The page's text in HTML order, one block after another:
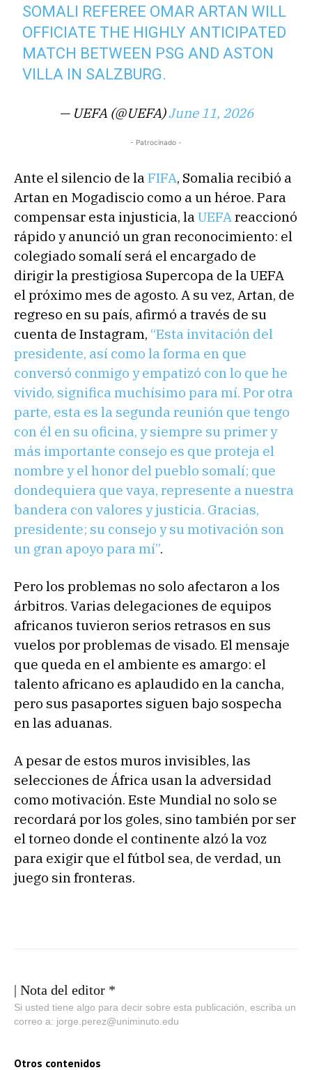
SOMALI REFEREE OMAR ARTAN WILL
OFFICIATE THE HIGHLY ANTICIPATED
MATCH BETWEEN PSG AND ASTON
VILLA IN SALZBURG.
— UEFA (@UEFA)June 11, 2026
- Patrocinado -
Ante el silencio de laFIFA, Somalia recibió a
Artan en Mogadiscio como a un héroe. Para
compensar esta injusticia, laUEFAreaccionó
rápido y anunció un gran reconocimiento: el
colegiado somalí será el encargado de
dirigir la prestigiosa Supercopa de la UEFA
el próximo mes de agosto. A su vez, Artan, de
regreso en su país, afirmó a través de su
cuenta de Instagram, “Esta invitación del
presidente, así como la forma en que
conversó conmigo y empatizó con lo que he
vivido, significa muchísimo para mí. Por otra
parte, esta es la segunda reunión que tengo
con él en su oficina, y siempre su primer y
más importante consejo es que proteja el
nombre y el honor del pueblo somalí; que
dondequiera que vaya, represente a nuestra
bandera con valores y justicia. Gracias,
presidente; su consejo y su motivación son
un gran apoyo para mí”.
Pero los problemas no solo afectaron a los
árbitros. Varias delegaciones de equipos
africanos tuvieron serios retrasos en sus
vuelos por problemas de visado. El mensaje
que queda en el ambiente es amargo: el
talento africano es aplaudido en la cancha,
pero sus pasaportes siguen bajo sospecha
en las aduanas.
A pesar de estos muros invisibles, las
selecciones de África usan la adversidad
como motivación. Este Mundial no solo se
recordará por los goles, sino también por ser
el torneo donde el continente alzó la voz
para exigir que el fútbol sea, de verdad, un
juego sin fronteras.
| Nota del editor *
Si usted tiene algo para decir sobre esta publicación, escriba un
correo a: jorge.perez@uniminuto.edu
Otros contenidos